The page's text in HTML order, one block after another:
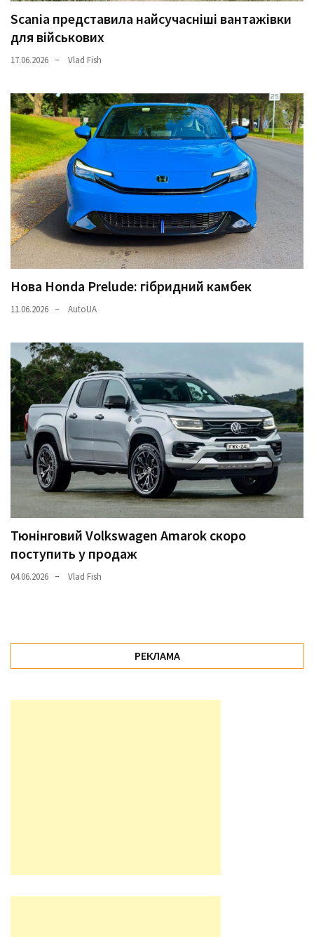
Scania представила найсучасніші вантажівки
для військових
17.06.2026 Vlad Fish
Нова Honda Prelude: гібридний камбек
11.06.2026 AutoUA
Тюнінговий Volkswagen Amarok скоро
поступить у продаж
04.06.2026 Vlad Fish
РЕКЛАМА